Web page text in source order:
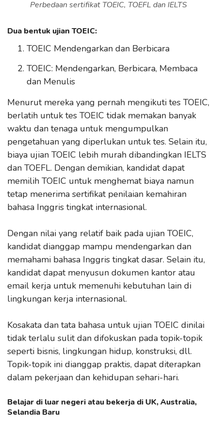
Perbedaan sertifikat TOEIC, TOEFL dan IELTS
Dua bentuk ujian TOEIC:
TOEIC Mendengarkan dan Berbicara
TOEIC: Mendengarkan, Berbicara, Membaca
dan Menulis
Menurut mereka yang pernah mengikuti tes TOEIC,
berlatih untuk tes TOEIC tidak memakan banyak
waktu dan tenaga untuk mengumpulkan
pengetahuan yang diperlukan untuk tes. Selain itu,
biaya ujian TOEIC lebih murah dibandingkan IELTS
dan TOEFL. Dengan demikian, kandidat dapat
memilih TOEIC untuk menghemat biaya namun
tetap menerima sertifikat penilaian kemahiran
bahasa Inggris tingkat internasional.
Dengan nilai yang relatif baik pada ujian TOEIC,
kandidat dianggap mampu mendengarkan dan
memahami bahasa Inggris tingkat dasar. Selain itu,
kandidat dapat menyusun dokumen kantor atau
email kerja untuk memenuhi kebutuhan lain di
lingkungan kerja internasional.
Kosakata dan tata bahasa untuk ujian TOEIC dinilai
tidak terlalu sulit dan difokuskan pada topik-topik
seperti bisnis, lingkungan hidup, konstruksi, dll.
Topik-topik ini dianggap praktis, dapat diterapkan
dalam pekerjaan dan kehidupan sehari-hari.
Belajar di luar negeri atau bekerja di UK, Australia,
Selandia Baru